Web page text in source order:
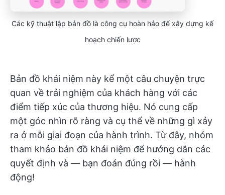
Các kỹ thuật lập bản đồ là công cụ hoàn hảo để xây dựng kế
hoạch chiến lược
Bản đồ khái niệm này kể một câu chuyện trực
quan về trải nghiệm của khách hàng với các
điểm tiếp xúc của thương hiệu. Nó cung cấp
một góc nhìn rõ ràng và cụ thể về những gì xảy
ra ở mỗi giai đoạn của hành trình. Từ đây, nhóm
tham khảo bản đồ khái niệm để hướng dẫn các
quyết định và — bạn đoán đúng rồi — hành
động!